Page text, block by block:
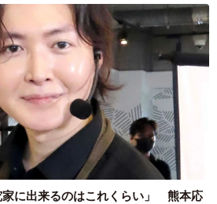
家に出来るのはこれくらい」 熊本応